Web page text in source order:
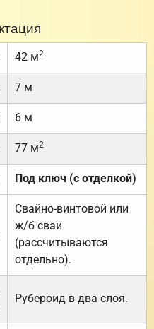
42 м2
7 м
6 м
77 м2
Под ключ (с отделкой)
Свайно-винтовой или
ж/б сваи
(рассчитываются
отдельно).
Рубероид в два слоя.